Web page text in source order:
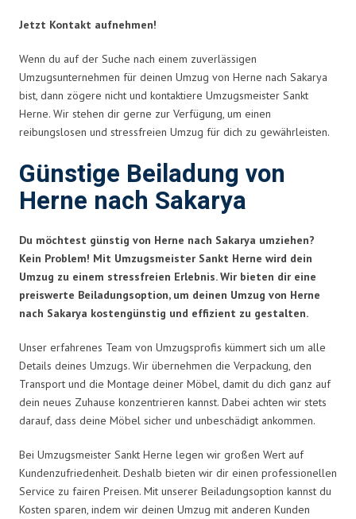
Jetzt Kontakt aufnehmen!
Wenn du auf der Suche nach einem zuverlässigen
Umzugsunternehmen für deinen Umzug von Herne nach Sakarya
bist, dann zögere nicht und kontaktiere Umzugsmeister Sankt
Herne. Wir stehen dir gerne zur Verfügung, um einen
reibungslosen und stressfreien Umzug für dich zu gewährleisten.
Günstige Beiladung von
Herne nach Sakarya
Du möchtest günstig von Herne nach Sakarya umziehen?
Kein Problem! Mit Umzugsmeister Sankt Herne wird dein
Umzug zu einem stressfreien Erlebnis. Wir bieten dir eine
preiswerte Beiladungsoption, um deinen Umzug von Herne
nach Sakarya kostengünstig und effizient zu gestalten.
Unser erfahrenes Team von Umzugsprofis kümmert sich um alle
Details deines Umzugs. Wir übernehmen die Verpackung, den
Transport und die Montage deiner Möbel, damit du dich ganz auf
dein neues Zuhause konzentrieren kannst. Dabei achten wir stets
darauf, dass deine Möbel sicher und unbeschädigt ankommen.
Bei Umzugsmeister Sankt Herne legen wir großen Wert auf
Kundenzufriedenheit. Deshalb bieten wir dir einen professionellen
Service zu fairen Preisen. Mit unserer Beiladungsoption kannst du
Kosten sparen, indem wir deinen Umzug mit anderen Kunden